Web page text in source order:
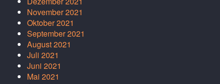
November 2021
Oktober 2021
September 2021
August 2021
Juli 2021
Juni 2021
Mai 2021